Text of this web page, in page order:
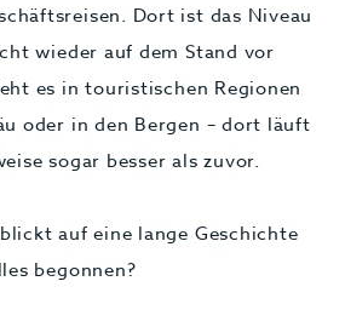
Dort ist das Niveau
wieder auf dem Stand vor
es in touristischen Regionen
oder in den Bergen – dort läuft
sogar besser als zuvor.
auf eine lange Geschichte
begonnen?